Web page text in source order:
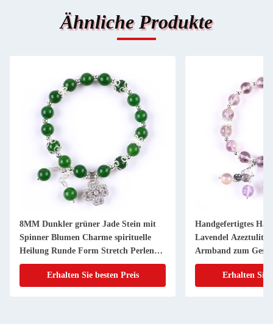
Ähnliche Produkte
8MM Dunkler grüner Jade Stein mit
Spinner Blumen Charme spirituelle
Heilung Runde Form Stretch Perlen
Armband
Erhalten Sie besten Preis
Handgefertigtes
Lavendel Azeztulit
Armband zum
Erhalten Sie